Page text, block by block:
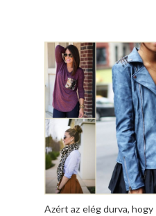
Azért az elég durva,